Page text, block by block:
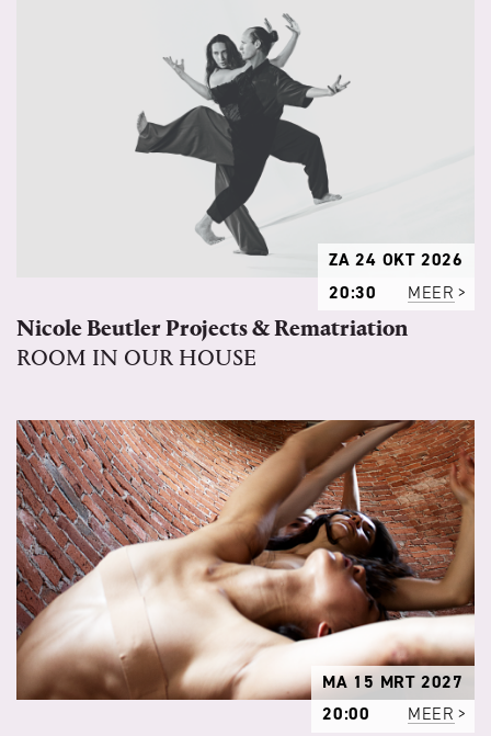
ZA 24 OKT 2026
20:30
MEER
Nicole Beutler Projects & Rematriation
ROOM IN OUR HOUSE
MA 15 MRT 2027
20:00
MEER